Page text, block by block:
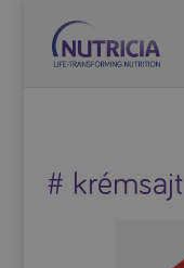
# krémsajt